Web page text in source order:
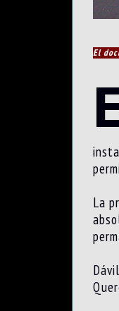
El
La